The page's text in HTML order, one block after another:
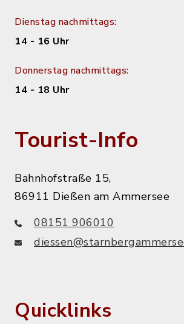
Dienstag nachmittags:
14 - 16 Uhr
Donnerstag nachmittags:
14 - 18 Uhr
Tourist-Info
Bahnhofstraße 15,
86911 Dießen am Ammersee
08151 906010
Quicklinks